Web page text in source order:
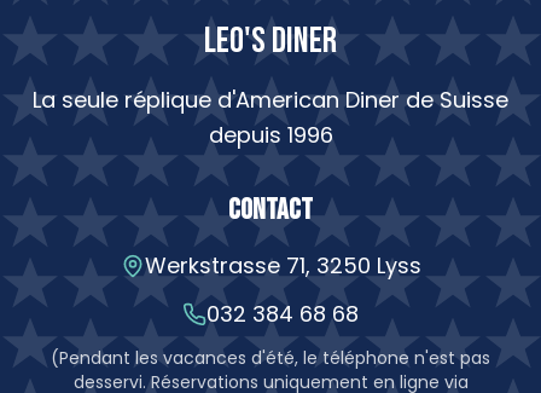
LEO'S DINER
La seule réplique d'American Diner de Suisse
depuis 1996
Contact
Werkstrasse 71, 3250 Lyss
032 384 68 68
(Pendant les vacances d'été, le téléphone n'est pas
desservi. Réservations uniquement en ligne via